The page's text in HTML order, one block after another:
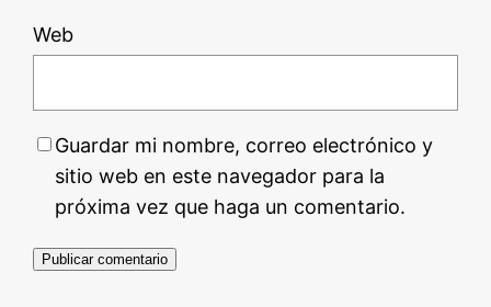
Web
Guardar mi nombre, correo electrónico y
sitio web en este navegador para la
próxima vez que haga un comentario.